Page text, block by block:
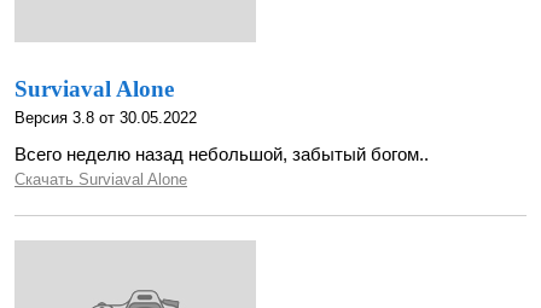
Surviaval Alone
Версия 3.8 от 30.05.2022
Всего неделю назад небольшой, забытый богом..
Скачать Surviaval Alone